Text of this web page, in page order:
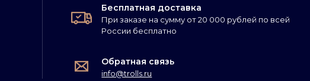
Бесплатная доставка
При заказе на сумму от 20 000 рублей по всей
России бесплатно
Обратная связь
info@trolls.ru